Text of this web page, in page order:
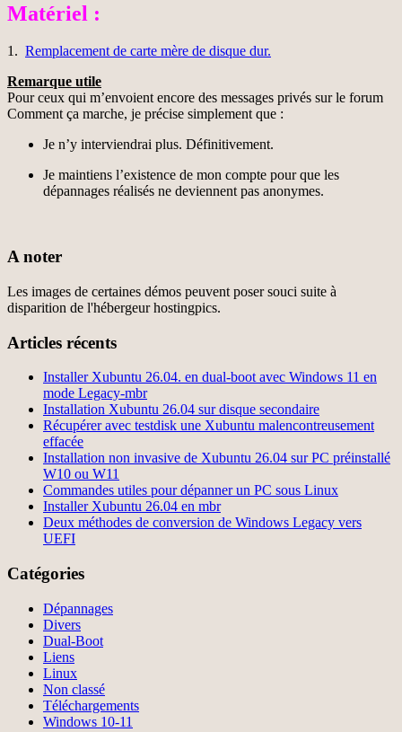
Matériel :
1. Remplacement de carte mère de disque dur.
Remarque utile
Pour ceux qui m’envoient encore des messages privés sur le forum
Comment ça marche, je précise simplement que :
Je n’y interviendrai plus. Définitivement.
Je maintiens l’existence de mon compte pour que les
dépannages réalisés ne deviennent pas anonymes.
A noter
Les images de certaines démos peuvent poser souci suite à
disparition de l'hébergeur hostingpics.
Articles récents
Installer Xubuntu 26.04. en dual-boot avec Windows 11 en
mode Legacy-mbr
Installation Xubuntu 26.04 sur disque secondaire
Récupérer avec testdisk une Xubuntu malencontreusement
effacée
Installation non invasive de Xubuntu 26.04 sur PC préinstallé
W10 ou W11
Commandes utiles pour dépanner un PC sous Linux
Installer Xubuntu 26.04 en mbr
Deux méthodes de conversion de Windows Legacy vers
UEFI
Catégories
Dépannages
Divers
Dual-Boot
Liens
Linux
Non classé
Téléchargements
Windows 10-11